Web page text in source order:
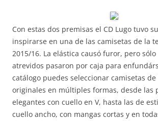
Con estas dos premisas el CD Lugo tuvo
inspirarse en una de las camisetas de la
2015/16. La elástica causó furor, pero sólo
atrevidos pasaron por caja para
catálogo puedes seleccionar camisetas
originales en múltiples formas, desde las
elegantes con cuello en V, hasta las de
cuello ancho, con mangas cortas y en